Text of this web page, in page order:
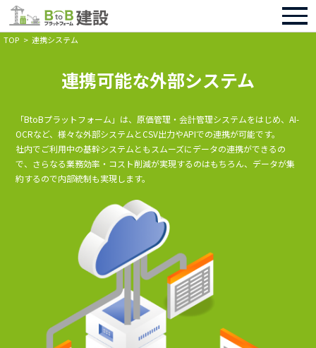
TOP 連携システム
連携可能な外部システム
「BtoBプラットフォーム」は、原価管理・会計管理システムをはじめ、AI-
OCRなど、様々な外部システムとCSV出力やAPIでの連携が可能です。
社内でご利用中の基幹システムともスムーズにデータの連携ができるの
で、さらなる業務効率・コスト削減が実現するのはもちろん、データが集
約するので内部統制も実現します。